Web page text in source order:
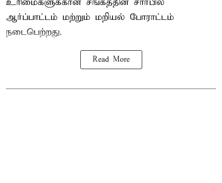
உரிமைகளுக்கான சங்கத்தின் சார்பில்
ஆர்ப்பாட்டம் மற்றும் மறியல் போராட்டம்
நடைபெற்றது.
Read More